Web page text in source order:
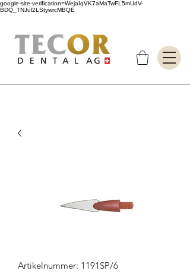
google-site-verification=WejaIqVK7aMaTwFL5mUdV-
BDQ_TNJul2LStywrcMBQE
Artikelnummer: 1191SP/6